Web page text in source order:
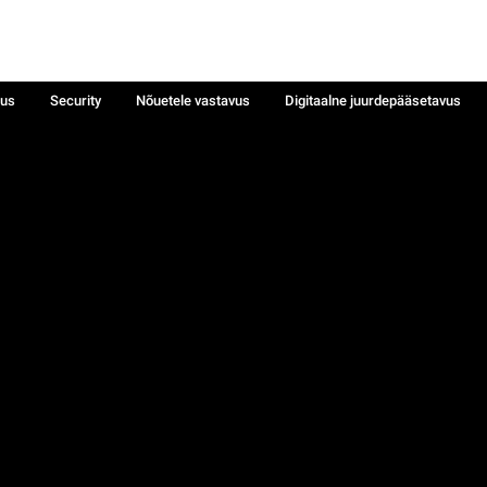
Security Nõuetele vastavus
Digitaalne juurdepääsetavus